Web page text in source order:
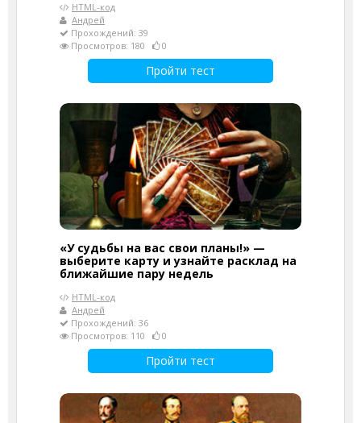
HTML-код
Андрей
Прохождений: 39
Просмотров: 180
0
Пройти тест
«У судьбы на вас свои планы!» —
выберите карту и узнайте расклад на
ближайшие пару недель
HTML-код
Андрей
Прохождений: 36
Просмотров: 110
0
Пройти тест